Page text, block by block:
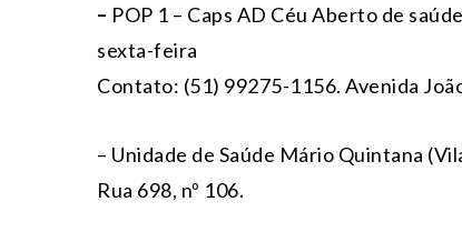
– POP 1 – Caps AD Céu Aberto de
sexta-feira
Contato: (51) 99275-1156. Avenida
– Unidade de Saúde Mário Quintana
Rua 698, nº 106.